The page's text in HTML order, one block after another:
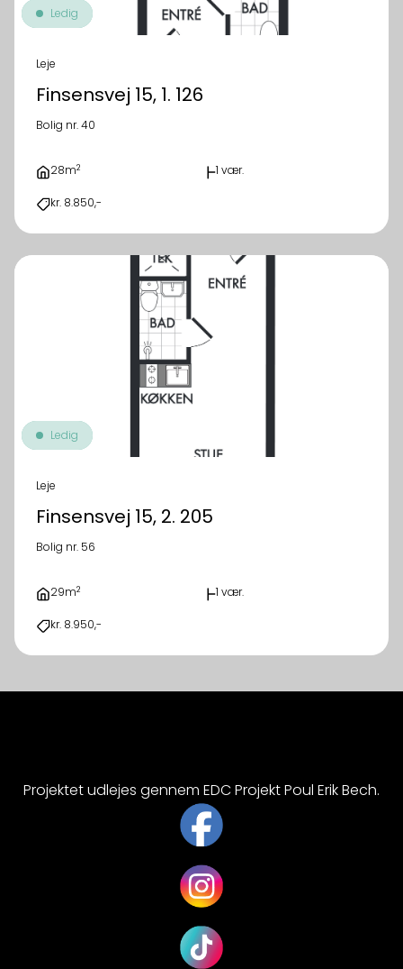
Ledig
Leje
Finsensvej 15, 1. 126
Bolig nr. 40
28m2 1 vær.
kr. 8.850,-
Ledig
Leje
Finsensvej 15, 2. 205
Bolig nr. 56
29m2 1 vær.
kr. 8.950,-
Projektet udlejes gennem EDC Projekt Poul Erik Bech.